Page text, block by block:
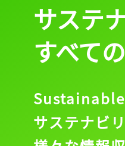
サステ
すべて
Sustainable
サステナビ